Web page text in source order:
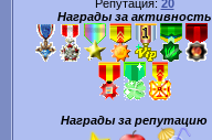
Репутация: 20
Награды за активность
Награды за репутацию